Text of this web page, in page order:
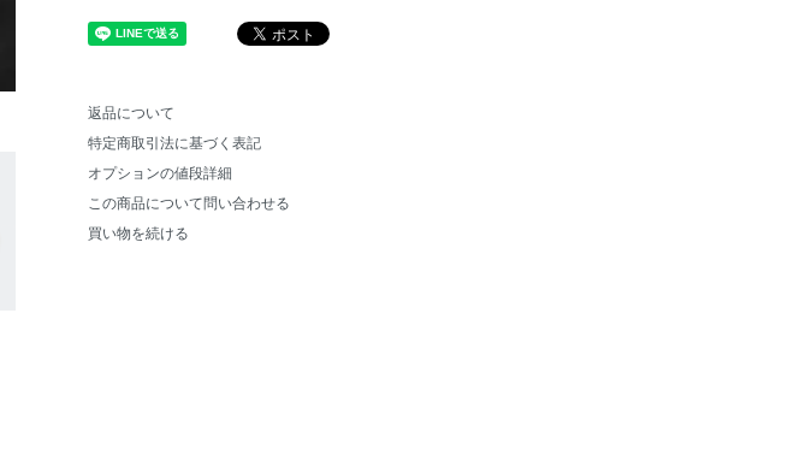
返品について
特定商取引法に基づく表記
オプションの値段詳細
この商品について問い合わせる
買い物を続ける